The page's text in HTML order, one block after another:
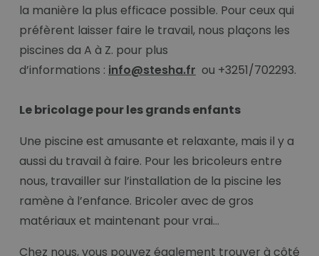
la manière la plus efficace possible. Pour ceux qui
préfèrent laisser faire le travail, nous plaçons les
piscines da A à Z. pour plus
d’informations : info@stesha.fr ou +3251/702293.
Le bricolage pour les grands enfants
Une piscine est amusante et relaxante, mais il y a
aussi du travail à faire. Pour les bricoleurs entre
nous, travailler sur l’installation de la piscine les
ramène à l’enfance. Bricoler avec de gros
matériaux et maintenant pour vrai…
Chez nous, vous pouvez également trouver à côté